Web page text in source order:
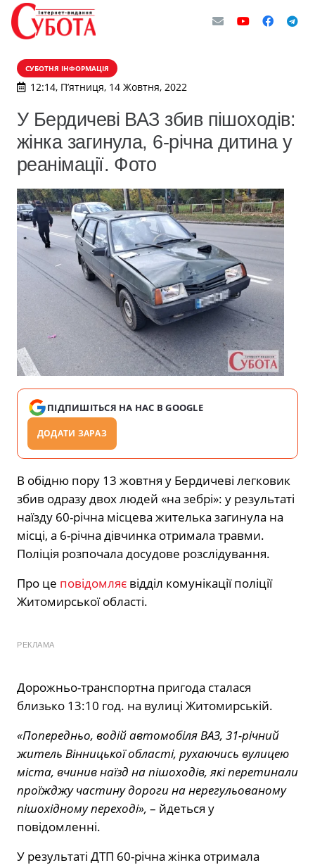
СУБОТНЯ ІНФОРМАЦІЯ
12:14, П’ятниця, 14 Жовтня, 2022
У Бердичеві ВАЗ збив пішоходів:
жінка загинула, 6-річна дитина у
реанімації. Фото
ПІДПИШІТЬСЯ НА НАС В GOOGLE
ДОДАТИ ЗАРАЗ
В обідню пору 13 жовтня у Бердичеві легковик
збив одразу двох людей «на зебрі»: у результаті
наїзду 60-річна місцева жителька загинула на
місці, а 6-річна дівчинка отримала травми.
Поліція розпочала досудове розслідування.
Про це повідомляє відділ комунікації поліції
Житомирської області.
РЕКЛАМА
Дорожньо-транспортна пригода сталася
близько 13:10 год. на вулиці Житомирській.
«Попередньо, водій автомобіля ВАЗ, 31-річний
житель Вінницької області, рухаючись вулицею
міста, вчинив наїзд на пішоходів, які перетинали
проїжджу частину дороги на нерегульованому
пішохідному переході», – йдеться у
повідомленні.
У результаті ДТП 60-річна жінка отримала